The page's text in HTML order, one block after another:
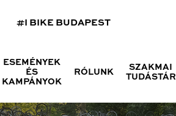
#I BIKE BUDAPEST
ESEMÉNYEK
ÉS
KAMPÁNYOK
RÓLUNK
SZAKMAI
TUDÁSTÁR